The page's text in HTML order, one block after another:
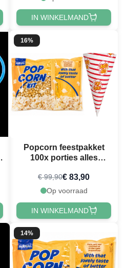
IN WINKELMAND
16%
Popcorn feestpakket
100x porties alles
€ 99,90€ 83,90
Op voorraad
IN WINKELMAND
14%